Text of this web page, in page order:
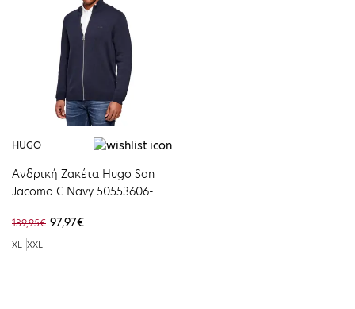
HUGO
Ανδρική Ζακέτα Hugo San
Jacomo C Navy 50553606-
139,95€ 97,97€
XL XXL